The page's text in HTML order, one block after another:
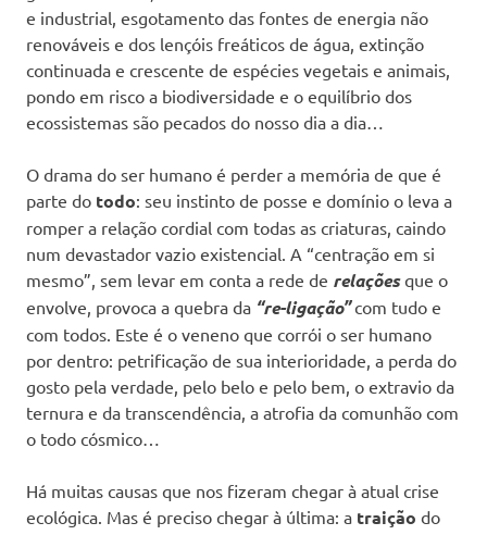
e industrial, esgotamento das fontes de energia não
renováveis e dos lençóis freáticos de água, extinção
continuada e crescente de espécies vegetais e animais,
pondo em risco a biodiversidade e o equilíbrio dos
ecossistemas são pecados do nosso dia a dia…
O drama do ser humano é perder a memória de que é
parte do todo: seu instinto de posse e domínio o leva a
romper a relação cordial com todas as criaturas, caindo
num devastador vazio existencial. A “centração em si
mesmo”, sem levar em conta a rede de relaçõesque o
envolve, provoca a quebra da “re-ligação”com tudo e
com todos. Este é o veneno que corrói o ser humano
por dentro: petrificação de sua interioridade, a perda do
gosto pela verdade, pelo belo e pelo bem, o extravio da
ternura e da transcendência, a atrofia da comunhão com
o todo cósmico…
Há muitas causas que nos fizeram chegar à atual crise
ecológica. Mas é preciso chegar à última: a traição do